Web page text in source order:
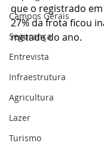
Campos Gerais
Segurança
Entrevista
Infraestrutura
Agricultura
Lazer
Turismo
que o registrado
27% da frota ficou
metade do ano.